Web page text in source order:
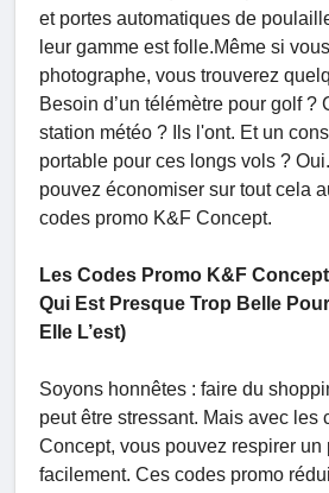
et portes automatiques de
leur gamme est folle.Même si
photographe, vous trouverez
Besoin d’un télémètre pour golf ?
station météo ? Ils l'ont. Et un
portable pour ces longs vols ?
pouvez économiser sur tout cela
codes promo K&F Concept.
Les Codes Promo K&F
Qui Est Presque Trop Belle
Elle L’est)
Soyons honnêtes : faire du
peut être stressant. Mais avec les
Concept, vous pouvez respirer un
facilement. Ces codes promo